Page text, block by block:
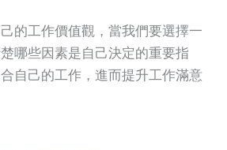
的工作價值觀，當我們要選擇一
哪些因素是自己決定的重要指
自己的工作，進而提升工作滿意